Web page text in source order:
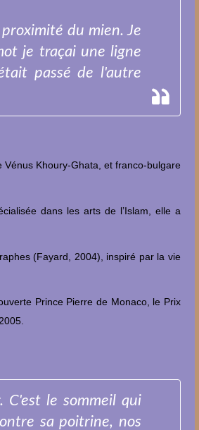
du mien. Je
je traçai une ligne
passé de l'autre
Khoury-Ghata, et franco-bulgare
dans les arts de l’Islam, elle a
(Fayard, 2004), inspiré par la vie
Prince Pierre de Monaco, le Prix
C'est le sommeil qui
sa poitrine, nos